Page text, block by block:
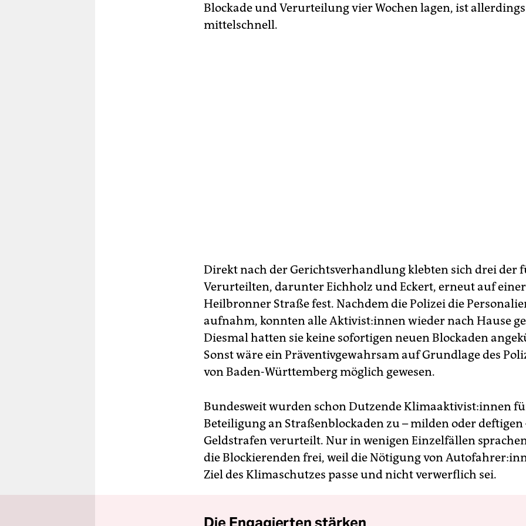
Blockade und Verurteilung vier Wochen lagen, ist
mittelschnell.
Direkt nach der Gerichtsverhandlung klebten sich drei der
Verurteilten, darunter Eichholz und Eckert, erneut auf einer
Heilbronner Straße fest. Nachdem die Polizei die
aufnahm, konnten alle Ak­ti­vis­t:in­nen wieder nach Hause
Diesmal hatten sie keine sofortigen neuen Blockaden
Sonst wäre ein Präventivgewahrsam auf Grundlage des
von Baden-Württemberg möglich gewesen.
Bundesweit wurden schon Dutzende Kli­ma­ak­ti­vis­t:in­nen
Beteiligung an Straßenblockaden zu – milden oder deftigen
Geldstrafen verurteilt. Nur in wenigen Einzelfällen
die Blockierenden frei, weil die Nötigung von
Ziel des Klimaschutzes passe und nicht verwerflich sei.